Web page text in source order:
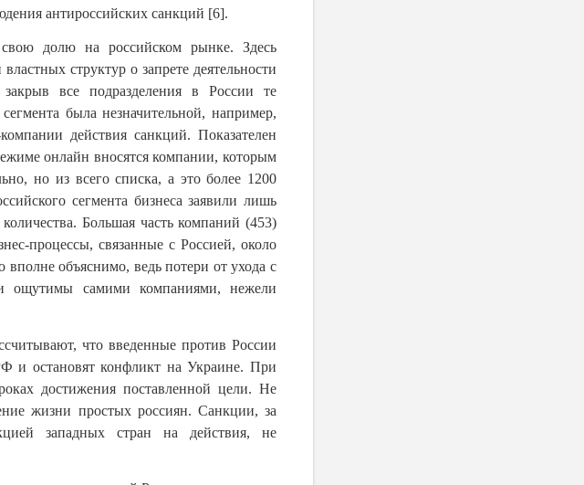
антироссийских санкций [6].
долю на российском рынке. Здесь
структур о запрете деятельности
все подразделения в России те
была незначительной, например,
действия санкций. Показателен
онлайн вносятся компании, которым
но из всего списка, а это более 1200
сегмента бизнеса заявили лишь
Большая часть компаний (453)
процессы, связанные с Россией, около
объяснимо, ведь потери от ухода с
ощутимы самими компаниями, нежели
что введенные против России
и остановят конфликт на Украине. При
достижения поставленной цели. Не
жизни простых россиян. Санкции, за
западных стран на действия, не